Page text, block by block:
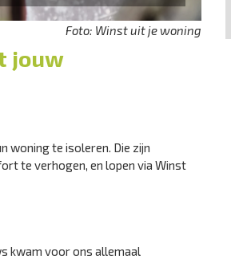
Foto: Winst uit je woning
jouw
woning te isoleren. Die zijn
te verhogen, en lopen via Winst
kwam voor ons allemaal